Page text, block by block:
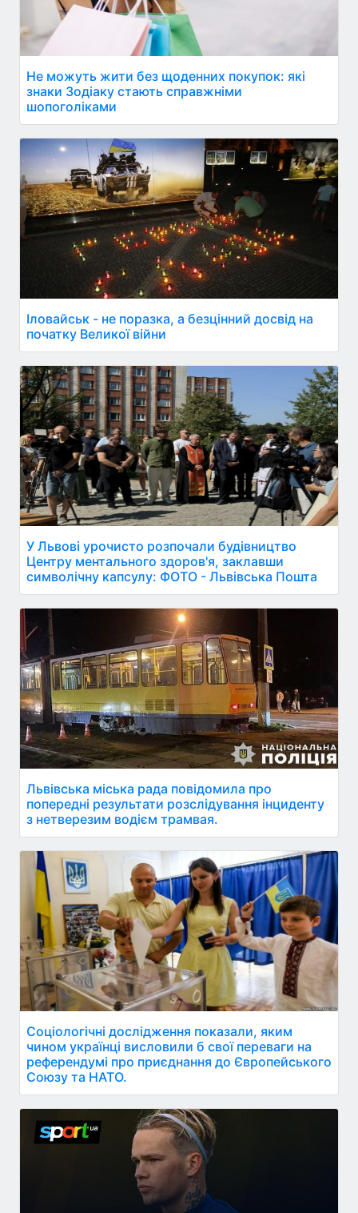
Не можуть жити без щоденних покупок: які
знаки Зодіаку стають справжніми
шопоголіками
Іловайськ - не поразка, а безцінний досвід на
початку Великої війни
У Львові урочисто розпочали будівництво
Центру ментального здоров'я, заклавши
символічну капсулу: ФОТО - Львівська Пошта
Львівська міська рада повідомила про
попередні результати розслідування інциденту
з нетверезим водієм трамвая.
Соціологічні дослідження показали, яким
чином українці висловили б свої переваги на
референдумі про приєднання до Європейського
Союзу та НАТО.